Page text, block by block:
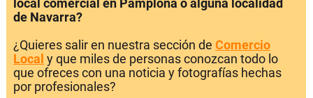
local comercial en Pamplona o alguna localidad
de Navarra?
¿Quieres salir en nuestra sección de Comercio
Local y que miles de personas conozcan todo lo
que ofreces con una noticia y fotografías hechas
por profesionales?